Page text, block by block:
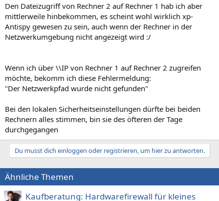
Den Dateizugriff von Rechner 2 auf Rechner 1 hab ich aber
mittlerweile hinbekommen, es scheint wohl wirklich xp-
Antispy gewesen zu sein, auch wenn der Rechner in der
Netzwerkumgebung nicht angezeigt wird :/
Wenn ich über \\IP von Rechner 1 auf Rechner 2 zugreifen
möchte, bekomm ich diese Fehlermeldung:
"Der Netzwerkpfad wurde nicht gefunden"
Bei den lokalen Sicherheitseinstellungen dürfte bei beiden
Rechnern alles stimmen, bin sie des öfteren der Tage
durchgegangen
Du musst dich einloggen oder registrieren, um hier zu antworten.
Ähnliche Themen
Kaufberatung: Hardwarefirewall für kleines